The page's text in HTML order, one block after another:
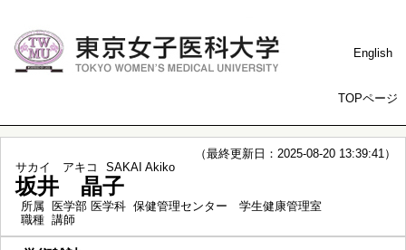
English
TOPページ
（最終更新日：2025-08-20 13:39:41）
サカイ アキコ
SAKAI Akiko
坂井 晶子
所属 医学部 医学科 保健管理センター 学生健康管理室
職種 講師